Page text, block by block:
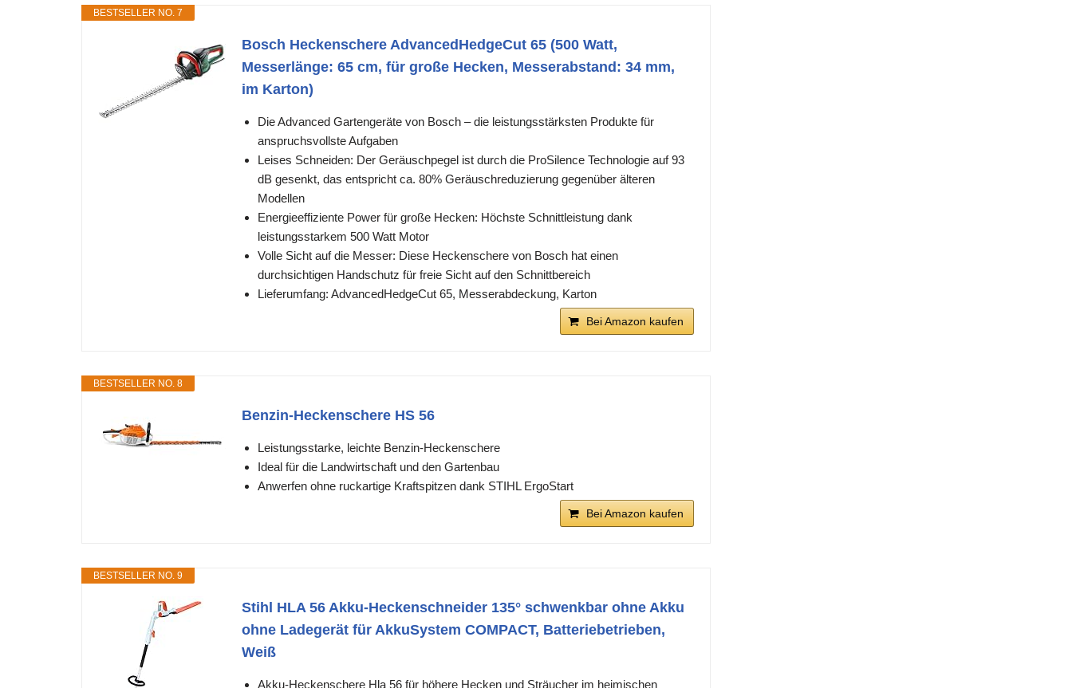
BESTSELLER NO. 7
Bosch Heckenschere AdvancedHedgeCut 65 (500 Watt,
Messerlänge: 65 cm, für große Hecken, Messerabstand: 34 mm,
im Karton)
Die Advanced Gartengeräte von Bosch – die leistungsstärksten Produkte für
anspruchsvollste Aufgaben
Leises Schneiden: Der Geräuschpegel ist durch die ProSilence Technologie auf 93
dB gesenkt, das entspricht ca. 80% Geräuschreduzierung gegenüber älteren
Modellen
Energieeffiziente Power für große Hecken: Höchste Schnittleistung dank
leistungsstarkem 500 Watt Motor
Volle Sicht auf die Messer: Diese Heckenschere von Bosch hat einen
durchsichtigen Handschutz für freie Sicht auf den Schnittbereich
Lieferumfang: AdvancedHedgeCut 65, Messerabdeckung, Karton
Bei Amazon kaufen
BESTSELLER NO. 8
Benzin-Heckenschere HS 56
Leistungsstarke, leichte Benzin-Heckenschere
Ideal für die Landwirtschaft und den Gartenbau
Anwerfen ohne ruckartige Kraftspitzen dank STIHL ErgoStart
Bei Amazon kaufen
BESTSELLER NO. 9
Stihl HLA 56 Akku-Heckenschneider 135° schwenkbar ohne Akku
ohne Ladegerät für AkkuSystem COMPACT, Batteriebetrieben,
Weiß
Akku-Heckenschere Hla 56 für höhere Hecken und Sträucher im heimischen